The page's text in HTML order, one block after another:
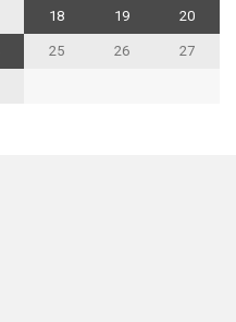
18 19 20
25 26 27